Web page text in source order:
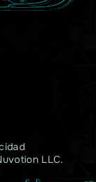
LLC.